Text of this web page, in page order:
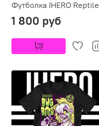
Футболка IHERO Reptile
1 800 руб